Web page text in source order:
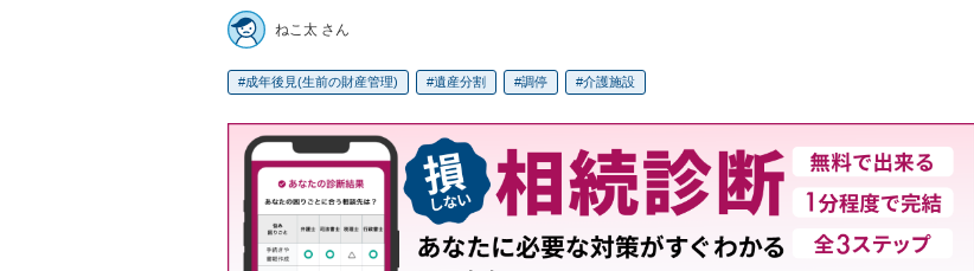
ねこ太 さん
成年後見(生前の財産管理) 遺産分割 調停 介護施設